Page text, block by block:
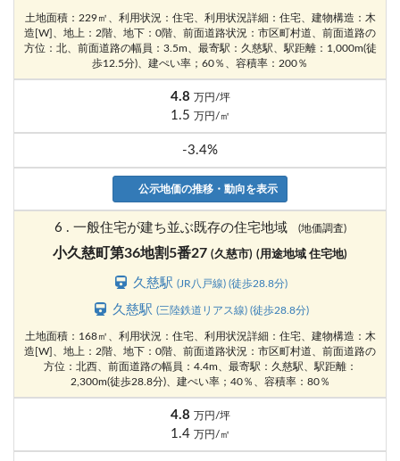
土地面積：229㎡、利用状況：住宅、利用状況詳細：住宅、建物構造：木
造[W]、地上：2階、地下：0階、前面道路状況：市区町村道、前面道路の
方位：北、前面道路の幅員：3.5m、最寄駅：久慈駅、駅距離：1,000m(徒
歩12.5分)、建ぺい率；60％、容積率：200％
4.8 万円/坪
1.5 万円/㎡
-3.4%
公示地価の推移・動向を表示
6 . 一般住宅が建ち並ぶ既存の住宅地域 (地価調査)
小久慈町第36地割5番27 (久慈市) (用途地域 住宅地)
久慈駅(JR八戸線) (徒歩28.8分)
久慈駅 (三陸鉄道リアス線) (徒歩28.8分)
土地面積：168㎡、利用状況：住宅、利用状況詳細：住宅、建物構造：木
造[W]、地上：2階、地下：0階、前面道路状況：市区町村道、前面道路の
方位：北西、前面道路の幅員：4.4m、最寄駅：久慈駅、駅距離：
2,300m(徒歩28.8分)、建ぺい率；40％、容積率：80％
4.8 万円/坪
1.4 万円/㎡